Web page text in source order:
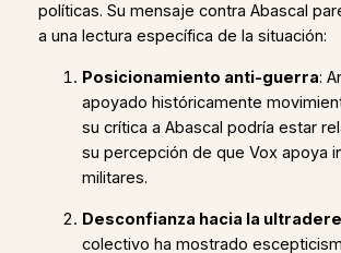
políticas. Su mensaje contra Abascal
a una lectura específica de la situación:
Posicionamiento anti-guerra:
apoyado históricamente
su crítica a Abascal podría estar
su percepción de que Vox apoya
militares.
Desconfianza hacia la
colectivo ha mostrado